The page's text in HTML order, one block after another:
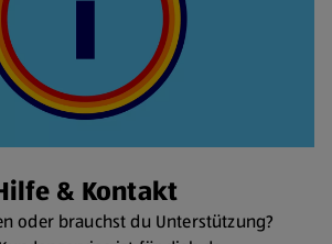
& Kontakt
oder brauchst du Unterstützung?